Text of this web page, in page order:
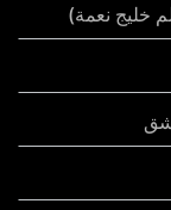
خليج نعمة)